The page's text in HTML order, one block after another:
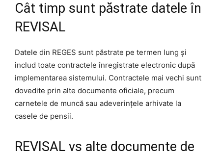
Cât timp sunt păstrate datele în
REVISAL
Datele din REGES sunt păstrate pe termen lung și
includ toate contractele înregistrate electronic după
implementarea sistemului. Contractele mai vechi sunt
dovedite prin alte documente oficiale, precum
carnetele de muncă sau adeverințele arhivate la
casele de pensii.
REVISAL vs alte documente de